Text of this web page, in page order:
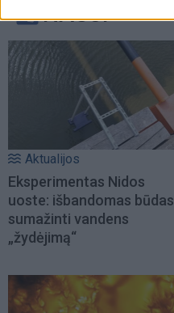
NAUJI
Aktualijos
Eksperimentas Nidos
uoste: išbandomas būdas
sumažinti vandens
„žydėjimą“